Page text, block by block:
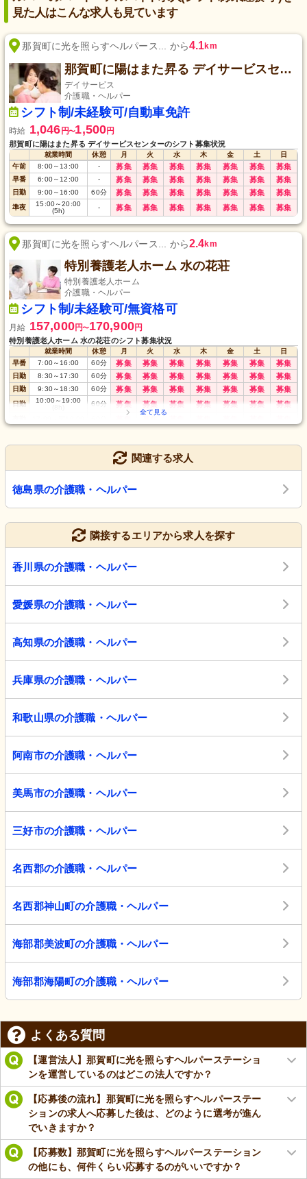
見た人はこんな求人も見ています
那賀町に光を照らすヘルパース... から4.1km
那賀町に陽はまた昇る デイサービスセンター
デイサービス
介護職・ヘルパー
シフト制/未経験可/自動車免許
時給 1,046 円〜1,500円
那賀町に陽はまた昇る デイサービスセンターのシフト募集状況
就業時間 休憩 月 火 水 木 金 土
日
午前
8:00～13:00 - 募集 募集 募集 募集 募集 募集 募集
早番 6:00～12:00 - 募集 募集 募集 募集 募集 募集 募集
日勤 9:00～16:00 60分 募集 募集 募集 募集 募集 募集 募集
準夜 15:00～20:00
(5h)
- 募集 募集 募集 募集 募集 募集 募集
那賀町に光を照らすヘルパース... から2.4km
特別養護老人ホーム 水の花荘
特別養護老人ホーム
介護職・ヘルパー
シフト制/未経験可/無資格可
月給 157,000円〜170,900円
特別養護老人ホーム 水の花荘のシフト募集状況
就業時間 休憩 月 火 水 木 金 土
日
早番
7:00～16:00 60分 募集 募集 募集 募集 募集 募集 募集
日勤 8:30～17:30 60分 募集 募集 募集 募集 募集 募集 募集
日勤 9:30～18:30 60分 募集 募集 募集 募集 募集 募集 募集
日勤 10:00～ 19:00
60分 募集 募集 募集 募集 募集 募集 募集
関連する求人
徳島県の介護職・ヘルパー
隣接するエリアから求人を探す
香川県の介護職・ヘルパー
愛媛県の介護職・ヘルパー
高知県の介護職・ヘルパー
兵庫県の介護職・ヘルパー
和歌山県の介護職・ヘルパー
阿南市の介護職・ヘルパー
美馬市の介護職・ヘルパー
三好市の介護職・ヘルパー
名西郡の介護職・ヘルパー
名西郡神山町の介護職・ヘルパー
海部郡美波町の介護職・ヘルパー
海部郡海陽町の介護職・ヘルパー
よくある質問
【運営法人】那賀町に光を照らすヘルパーステーショ
ンを運営しているのはどこの法人ですか？
【応募後の流れ】那賀町に光を照らすヘルパーステー
ションの求人へ応募した後は、どのように選考が進ん
でいきますか？
【応募数】那賀町に光を照らすヘルパーステーション
の他にも、何件くらい応募するのがいいですか？